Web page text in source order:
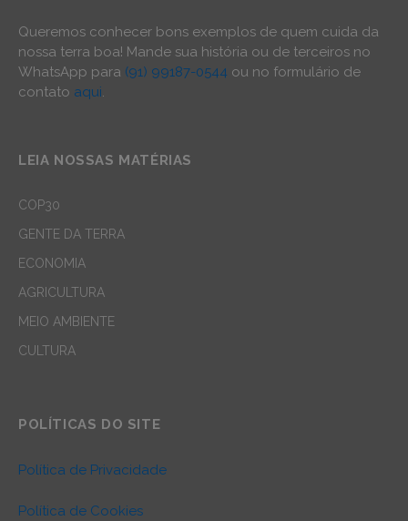
Queremos conhecer bons exemplos de quem cuida da
nossa terra boa! Mande sua história ou de terceiros no
WhatsApp para (91) 99187-0544 ou no formulário de
contato aqui.
LEIA NOSSAS MATÉRIAS
COP30
GENTE DA TERRA
ECONOMIA
AGRICULTURA
MEIO AMBIENTE
CULTURA
POLÍTICAS DO SITE
Política de Privacidade
Política de Cookies